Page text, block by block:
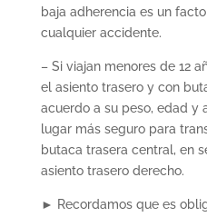
baja adherencia es un
cualquier accidente.
– Si viajan menores de 12
el asiento trasero y con
acuerdo a su peso, edad y
lugar más seguro para
butaca trasera central, en
asiento trasero derecho.
► Recordamos que es